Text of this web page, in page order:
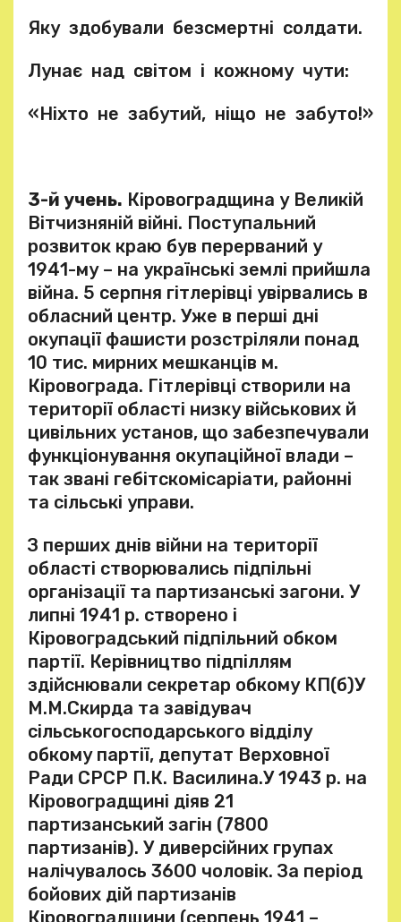
Яку здобували безсмертні солдати.
Лунає над світом і кожному чути:
«Ніхто не забутий, ніщо не забуто!»
3-й учень. Кіровоградщина у Великій
Вітчизняній війні. Поступальний
розвиток краю був перерваний у
1941-му – на українські землі прийшла
війна. 5 серпня гітлерівці увірвались в
обласний центр. Уже в перші дні
окупації фашисти розстріляли понад
10 тис. мирних мешканців м.
Кіровограда. Гітлерівці створили на
території області низку військових й
цивільних установ, що забезпечували
функціонування окупаційної влади –
так звані гебітскомісаріати, районні
та сільські управи.
З перших днів війни на території
області створювались підпільні
організації та партизанські загони. У
липні 1941 р. створено і
Кіровоградський підпільний обком
партії. Керівництво підпіллям
здійснювали секретар обкому КП(б)У
М.М.Скирда та завідувач
сільськогосподарського відділу
обкому партії, депутат Верховної
Ради СРСР П.К. Василина.У 1943 р. на
Кіровоградщині діяв 21
партизанський загін (7800
партизанів). У диверсійних групах
налічувалось 3600 чоловік. За період
бойових дій партизанів
Кіровоградщини (серпень 1941 –